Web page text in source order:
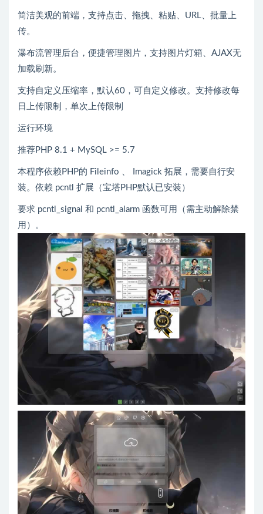
简洁美观的前端，支持点击、拖拽、粘贴、URL、批量上
传。
瀑布流管理后台，便捷管理图片，支持图片灯箱、AJAX无
加载刷新。
支持自定义压缩率，默认60，可自定义修改。支持修改每
日上传限制，单次上传限制
运行环境
推荐PHP 8.1 + MySQL >= 5.7
本程序依赖PHP的 Fileinfo 、 Imagick 拓展，需要自行安
装。依赖 pcntl 扩展（宝塔PHP默认已安装）
要求 pcntl_signal 和 pcntl_alarm 函数可用（需主动解除禁
用）。